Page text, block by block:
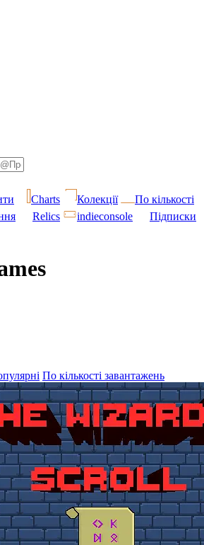
Charts Колекції
По кількості
Relics indieconsole Підписки
По кількості завантажень